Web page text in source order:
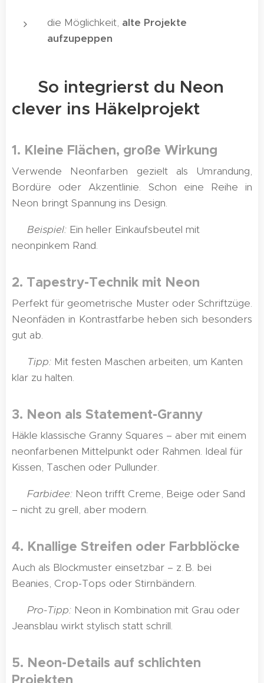
die Möglichkeit, alte Projekte
aufzupeppen
🧶 So integrierst du Neon
clever ins Häkelprojekt
1. Kleine Flächen, große Wirkung
Verwende Neonfarben gezielt als Umrandung,
Bordüre oder Akzentlinie. Schon eine Reihe in
Neon bringt Spannung ins Design.
Beispiel: Ein heller Einkaufsbeutel mit
neonpinkem Rand.
2. Tapestry-Technik mit Neon
Perfekt für geometrische Muster oder Schriftzüge.
Neonfäden in Kontrastfarbe heben sich besonders
gut ab.
Tipp: Mit festen Maschen arbeiten, um Kanten
klar zu halten.
3. Neon als Statement-Granny
Häkle klassische Granny Squares – aber mit einem
neonfarbenen Mittelpunkt oder Rahmen. Ideal für
Kissen, Taschen oder Pullunder.
Farbidee: Neon trifft Creme, Beige oder Sand
– nicht zu grell, aber modern.
4. Knallige Streifen oder Farbblöcke
Auch als Blockmuster einsetzbar – z. B. bei
Beanies, Crop-Tops oder Stirnbändern.
Pro-Tipp: Neon in Kombination mit Grau oder
Jeansblau wirkt stylisch statt schrill.
5. Neon-Details auf schlichten
Projekten